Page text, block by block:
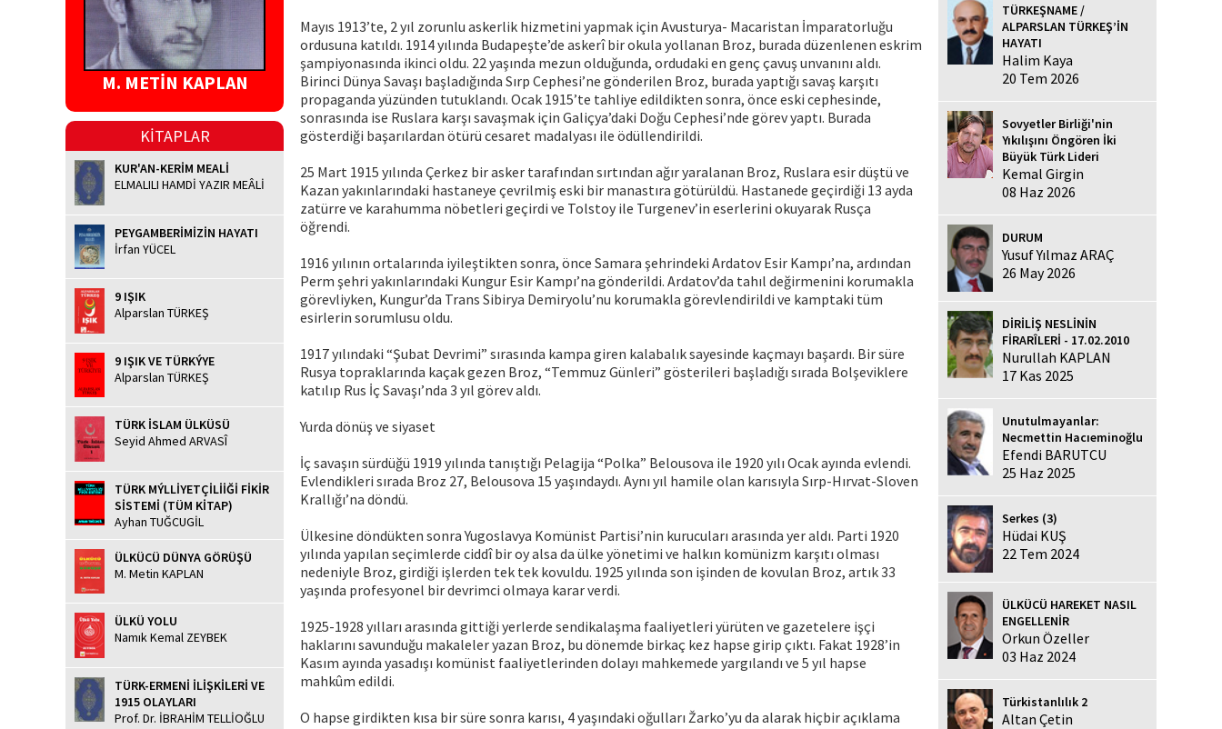
M. METİN KAPLAN
KİTAPLAR
KUR'AN-KERİM MEALİ
ELMALILI HAMDİ YAZIR MEÂLİ
PEYGAMBERİMİZİN HAYATI
İrfan YÜCEL
9 IŞIK
Alparslan TÜRKEŞ
9 IŞIK VE TÜRKÝYE
Alparslan TÜRKEŞ
TÜRK İSLAM ÜLKÜSÜ
Seyid Ahmed ARVASÎ
TÜRK MÝLLİYETÇİLİİĞİ FİKİR
SİSTEMİ (TÜM KİTAP)
Ayhan TUĞCUGİL
ÜLKÜCÜ DÜNYA GÖRÜŞÜ
M. Metin KAPLAN
ÜLKÜ YOLU
Namık Kemal ZEYBEK
TÜRK-ERMENİ İLİŞKİLERİ VE
1915 OLAYLARI
Prof. Dr. İBRAHİM TELLİOĞLU
Mayıs 1913’te, 2 yıl zorunlu askerlik hizmetini yapmak için Avusturya- Macaristan İmparatorluğu
ordusuna katıldı. 1914 yılında Budapeşte’de askerî bir okula yollanan Broz, burada düzenlenen eskrim
şampiyonasında ikinci oldu. 22 yaşında mezun olduğunda, ordudaki en genç çavuş unvanını aldı.
Birinci Dünya Savaşı başladığında Sırp Cephesi’ne gönderilen Broz, burada yaptığı savaş karşıtı
propaganda yüzünden tutuklandı. Ocak 1915’te tahliye edildikten sonra, önce eski cephesinde,
sonrasında ise Ruslara karşı savaşmak için Galiçya’daki Doğu Cephesi’nde görev yaptı. Burada
gösterdiği başarılardan ötürü cesaret madalyası ile ödüllendirildi.
25 Mart 1915 yılında Çerkez bir asker tarafından sırtından ağır yaralanan Broz, Ruslara esir düştü ve
Kazan yakınlarındaki hastaneye çevrilmiş eski bir manastıra götürüldü. Hastanede geçirdiği 13 ayda
zatürre ve karahumma nöbetleri geçirdi ve Tolstoy ile Turgenev’in eserlerini okuyarak Rusça
öğrendi.
1916 yılının ortalarında iyileştikten sonra, önce Samara şehrindeki Ardatov Esir Kampı’na, ardından
Perm şehri yakınlarındaki Kungur Esir Kampı’na gönderildi. Ardatov’da tahıl değirmenini korumakla
görevliyken, Kungur’da Trans Sibirya Demiryolu’nu korumakla görevlendirildi ve kamptaki tüm
esirlerin sorumlusu oldu.
1917 yılındaki “Şubat Devrimi” sırasında kampa giren kalabalık sayesinde kaçmayı başardı. Bir süre
Rusya topraklarında kaçak gezen Broz, “Temmuz Günleri” gösterileri başladığı sırada Bolşeviklere
katılıp Rus İç Savaşı’nda 3 yıl görev aldı.
Yurda dönüş ve siyaset
İç savaşın sürdüğü 1919 yılında tanıştığı Pelagija “Polka” Belousova ile 1920 yılı Ocak ayında evlendi.
Evlendikleri sırada Broz 27, Belousova 15 yaşındaydı. Aynı yıl hamile olan karısıyla Sırp-Hırvat-Sloven
Krallığı’na döndü.
Ülkesine döndükten sonra Yugoslavya Komünist Partisi’nin kurucuları arasında yer aldı. Parti 1920
yılında yapılan seçimlerde ciddî bir oy alsa da ülke yönetimi ve halkın komünizm karşıtı olması
nedeniyle Broz, girdiği işlerden tek tek kovuldu. 1925 yılında son işinden de kovulan Broz, artık 33
yaşında profesyonel bir devrimci olmaya karar verdi.
1925-1928 yılları arasında gittiği yerlerde sendikalaşma faaliyetleri yürüten ve gazetelere işçi
haklarını savunduğu makaleler yazan Broz, bu dönemde birkaç kez hapse girip çıktı. Fakat 1928’in
Kasım ayında yasadışı komünist faaliyetlerinden dolayı mahkemede yargılandı ve 5 yıl hapse
mahkûm edildi.
O hapse girdikten kısa bir süre sonra karısı, 4 yaşındaki oğulları Žarko’yu da alarak hiçbir açıklama
TÜRKEŞNAME /
ALPARSLAN TÜRKEŞ’İN
HAYATI
Halim Kaya
20 Tem 2026
Sovyetler Birliği'nin
Yıkılışını Öngören İki
Büyük Türk Lideri
Kemal Girgin
08 Haz 2026
DURUM
Yusuf Yılmaz ARAÇ
26 May 2026
DİRİLİŞ NESLİNİN
FİRARÎLERİ - 17.02.2010
Nurullah KAPLAN
17 Kas 2025
Unutulmayanlar:
Necmettin Hacıeminoğlu
Efendi BARUTCU
25 Haz 2025
Serkes (3)
Hüdai KUŞ
22 Tem 2024
ÜLKÜCÜ HAREKET NASIL
ENGELLENİR
Orkun Özeller
03 Haz 2024
Türkistanlılık 2
Altan Çetin